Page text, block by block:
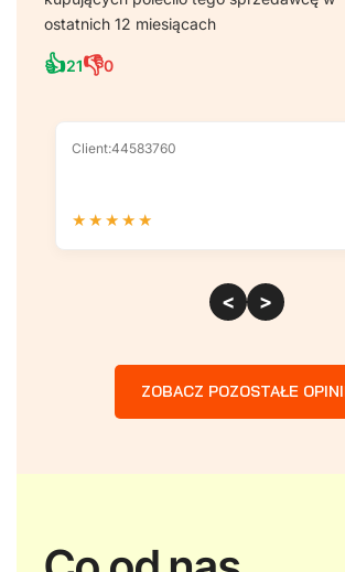
ostatnich 12 miesiącach
👍21👎0
Client:44583760
★ ★ ★ ★ ★
< >
ZOBACZ POZOSTAŁE